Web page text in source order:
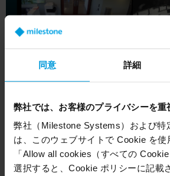
同意 詳細
弊社では、お客様のプライバシーを重
弊社（Milestone Systems）および特
は、このウェブサイトで Cookie を使
「Allow all cookies（すべての
選択すると、Cookie ポリシーに記載
統合を開く